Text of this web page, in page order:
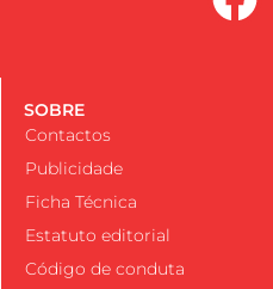
SOBRE
Contactos
Publicidade
Ficha Técnica
Estatuto editorial
Código de conduta